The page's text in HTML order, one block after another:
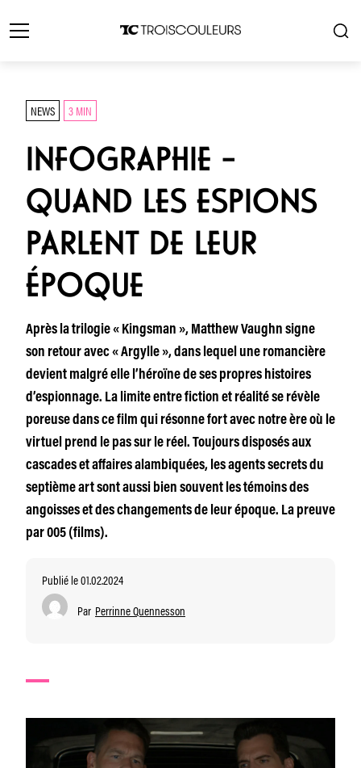
NEWS 3 MIN
INFOGRAPHIE –
QUAND LES ESPIONS
PARLENT DE LEUR
ÉPOQUE
Après la trilogie « Kingsman », Matthew Vaughn signe
son retour avec « Argylle », dans lequel une romancière
devient malgré elle l’héroïne de ses propres histoires
d’espionnage. La limite entre fiction et réalité se révèle
poreuse dans ce film qui résonne fort avec notre ère où le
virtuel prend le pas sur le réel. Toujours disposés aux
cascades et affaires alambiquées, les agents secrets du
septième art sont aussi bien souvent les témoins des
angoisses et des changements de leur époque. La preuve
par 005 (films).
Publié le 01.02.2024
Par Perrinne Quennesson